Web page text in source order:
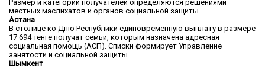
Размер и категории получателей определяются решениями
местных маслихатов и органов социальной защиты.
Астана
В столице ко Дню Республики единовременную выплату в размере
17 694 тенге получат семьи, которым назначена адресная
социальная помощь (АСП). Списки формирует Управление
занятости и социальной защиты.
Шымкент